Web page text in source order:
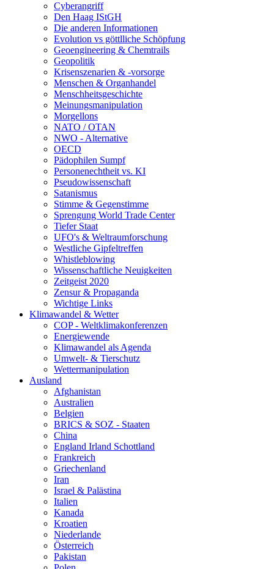
Cyberangriff
Den Haag IStGH
Die anderen Informationen
Evolution vs göttlliche Schöpfung
Geoengineering & Chemtrails
Geopolitik
Krisenszenarien & -vorsorge
Menschen & Organhandel
Menschheitsgeschichte
Meinungsmanipulation
Morgellons
NATO / OTAN
NWO - Alternative
OECD
Pädophilen Sumpf
Personenechtheit vs. KI
Pseudowissenschaft
Satanismus
Stimme & Gegenstimme
Sprengung World Trade Center
Tiefer Staat
UFO's & Weltraumforschung
Westliche Gipfeltreffen
Whistleblowing
Wissenschaftliche Neuigkeiten
Zeitgeist 2020
Zensur & Propaganda
Wichtige Links
Klimawandel & Wetter
COP - Weltklimakonferenzen
Energiewende
Klimawandel als Agenda
Umwelt- & Tierschutz
Wettermanipulation
Ausland
Afghanistan
Australien
Belgien
BRICS & SOZ - Staaten
China
England Irland Schottland
Frankreich
Griechenland
Iran
Israel & Palästina
Italien
Kanada
Kroatien
Niederlande
Österreich
Pakistan